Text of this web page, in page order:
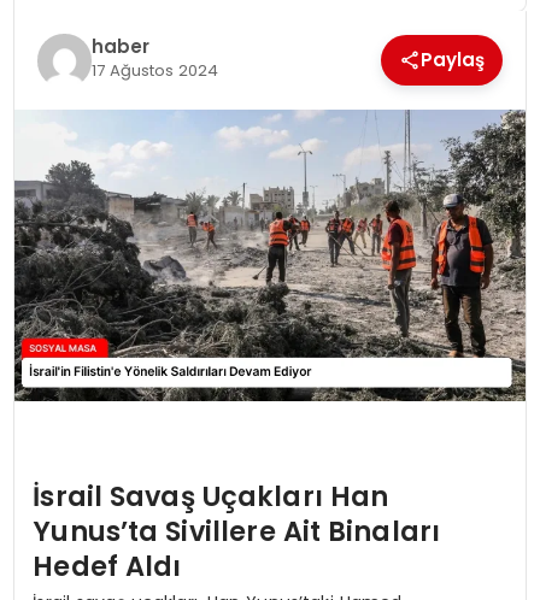
haber
17 Ağustos 2024 Paylaş
İsrail Savaş Uçakları Han
Yunus’ta Sivillere Ait Binaları
Hedef Aldı